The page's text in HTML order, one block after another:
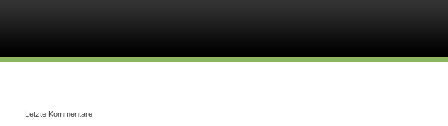
Letzte Kommentare